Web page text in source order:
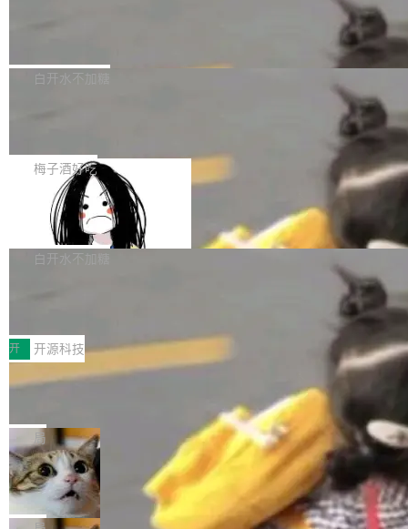
获配9...
题，该问题可能导致在旧版 Linux 内核...
P）！这一里程碑不仅标志着 Fluss 迈入新的发
长期停止内容更新，未能实现其作为“AI版维基百
提交的编辑请求也长期处于待处理状态。 Groki
pedia 于去年底上线，定位为由人工智能生成内
容的百科平台，被马斯克视为传统众包百科网站
维基百科的替代方案。Lawfare 调查发现，无论
热门页面还是低关注度页面，均未出现近期更
白开水不加糖
是这样的：配 MessageSource 的 Bean、写 R
eloadableResourceBundleMessageSource、
声明 LocaleResolver、注册 LocaleChangeInt
erceptor…五六步之后才能看到第一行翻译文
本。 Solon 换了个方式。整个 i18n 模块围绕三
梅子酒好吃
Apache Doris 4.1 全面增强 Iceberg：
支持 UPDATE、MERGE INTO 与 Iceb
erg V3
Apache Doris 4.1 要补齐的，正是缺失的那一
半。在已有查询能力的基础上，Doris 进一步支
常维护操作，并完整支持 Iceberg V3 格式。
白开水不加糖
村国家自主创新示范区会议中心开幕。本届大会
由中关村智联软件服务业质量创新联盟主办，以
“智构可信·质创未来——AI原生时代的质量新范
式”为主题，直面AI从实验室走向规模化产业落地
的核心质量命题。会上，《2026智能研发生产力
工具选型手册》发布，Testin云测的Testin XAge
nt智能测试系统入选AI测试领域代表产品。对CI
O而言，这提示了一个转变：AI测试正在从效率
工具升级为企业的质量基础设施。 CIO面对的新
开 开源科技
让非法状态不可表示：一篇关于 ADT
有一种东西，一旦用过就回不去了。Alex Fedos
eev 管它叫"软件设计的基石"。 他说的东西不新
鲜——代数数据类型（ADT），尤其是和类型
（sum type）。但他说清楚了一件事：这不是类
型系统的学术体操，是日常编码的思维方式。 文
章从一个简单的例子切入。一个网站的深色主题
局
Cloudflare 开源内部企业 AI 平台 Clou
dflare OS
Cloudflare 发布了一个开源项目 Cloudflare O
S。如果你只看官方博客，你会觉得这是又一